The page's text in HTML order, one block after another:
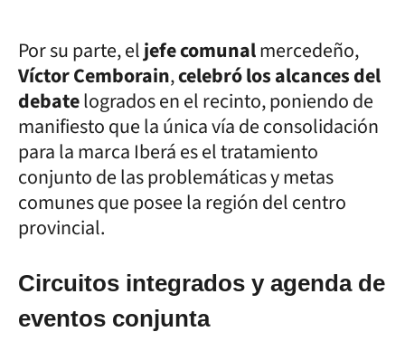
Por su parte, eljefe comunalmercedeño,
Víctor Cemborain,celebró los alcances del
debatelogrados en el recinto, poniendo de
manifiesto que la única vía de consolidación
para la marca Iberá es el tratamiento
conjunto de las problemáticas y metas
comunes que posee la región del centro
provincial.
Circuitos integrados y agenda de
eventos conjunta